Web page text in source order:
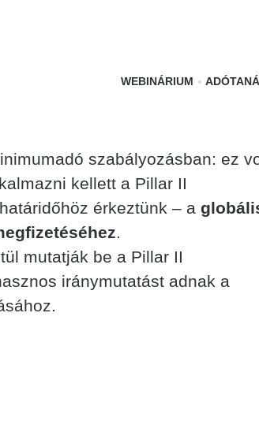
WEBINÁRIUM
szabályozásban: ez
kellett a Pillar II
érkeztünk – a
.
mutatják be a Pillar II
iránymutatást adnak a